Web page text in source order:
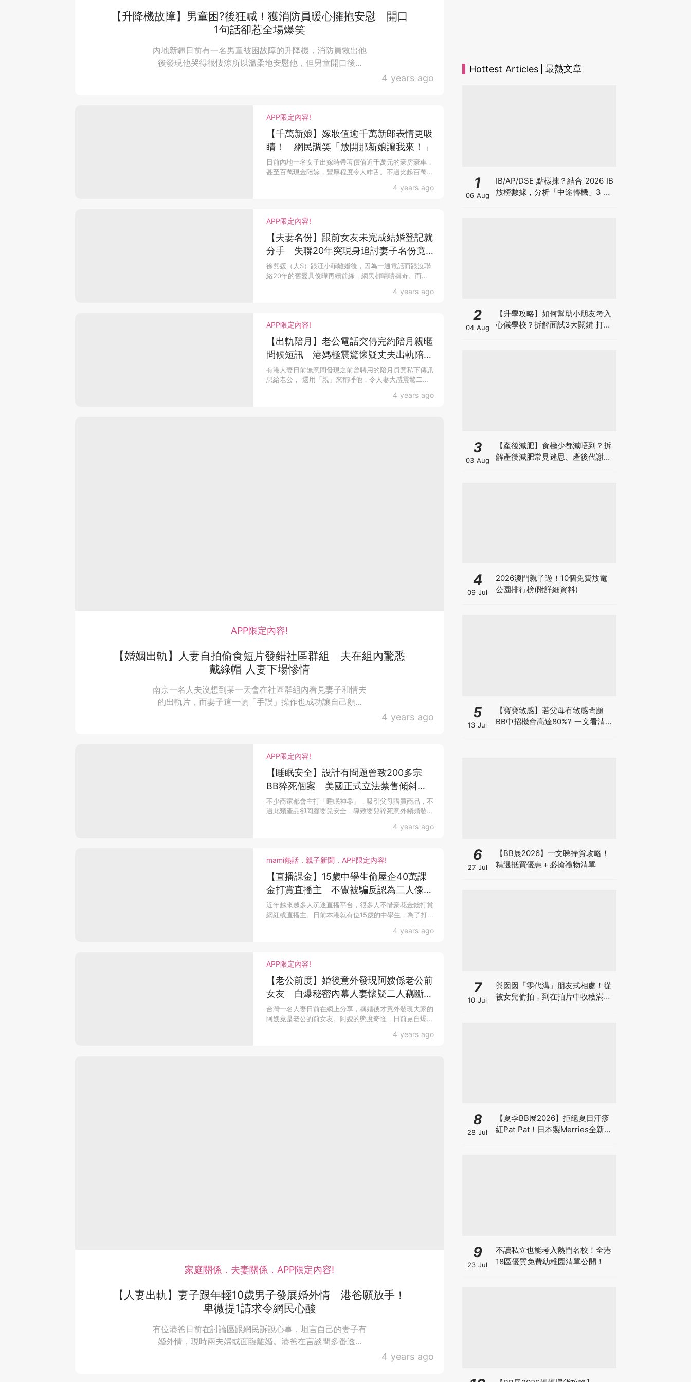
【升降機故障】男童困?後狂喊！獲消防員暖心擁抱安慰 開口
1句話卻惹全場爆笑
內地新疆日前有一名男童被困故障的升降機，消防員救出他
後發現他哭得很悽涼所以溫柔地安慰他，但男童開口後...
4 years ago
APP限定內容!
【千萬新娘】嫁妝值逾千萬新郎表情更吸
睛！ 網民調笑「放開那新娘讓我來！」
日前內地一名女子出嫁時帶著價值近千萬元的豪房豪車，
甚至百萬現金陪嫁，豐厚程度令人咋舌。不過比起百萬
4 years ago
APP限定內容!
【夫妻名份】跟前女友未完成結婚登記就
分手 失聯20年突現身追討妻子名份竟
成功？
徐熙媛（大S）跟汪小菲離婚後，因為一通電話而跟沒聯
絡20年的舊愛具俊曄再續前緣，網民都嘖嘖稱奇。而
4 years ago
APP限定內容!
【出軌陪月】老公電話突傳完約陪月親暱
問候短訊 港媽極震驚懷疑丈夫出軌陪月
姨姨
有港人妻日前無意間發現之前曾聘用的陪月員竟私下傳訊
息給老公， 還用「親」來稱呼他，令人妻大感震驚二
4 years ago
APP限定內容!
【婚姻出軌】人妻自拍偷食短片發錯社區群組 夫在組內驚悉
戴綠帽 人妻下場慘情
南京一名人夫沒想到某一天會在社區群組內看見妻子和情夫
的出軌片，而妻子這一頓「手誤」操作也成功讓自己顏...
4 years ago
APP限定內容!
【睡眠安全】設計有問題曾致200多宗
BB猝死個案 美國正式立法禁售傾斜式
嬰兒床及床欄
不少商家都會主打「睡眠神器」，吸引父母購買商品，不
過此類產品卻罔顧嬰兒安全，導致嬰兒猝死意外頻頻發
4 years ago
mami熱話．親子新聞．APP限定內容!
【直播課金】15歲中學生偷屋企40萬課
金打賞直播主 不覺被騙反認為二人像男
女朋友
近年越來越多人沉迷直播平台，很多人不惜豪花金錢打賞
網紅或直播主。日前本港就有位15歲的中學生，為了打...
4 years ago
APP限定內容!
【老公前度】婚後意外發現阿嫂係老公前
女友 自爆秘密內幕人妻懷疑二人藕斷絲
連
台灣一名人妻日前在網上分享，稱婚後才意外發現夫家的
阿嫂竟是老公的前女友。阿嫂的態度奇怪，日前更自爆
4 years ago
家庭關係．夫妻關係．APP限定內容!
【人妻出軌】妻子跟年輕10歲男子發展婚外情 港爸願放手！
卑微提1請求令網民心酸
有位港爸日前在討論區跟網民訴說心事，坦言自己的妻子有
婚外情，現時兩夫婦或面臨離婚。港爸在言談間多番透...
4 years ago
Hottest Articles 最熱文章
1
06 Aug
IB/AP/DSE 點樣揀？結合 2026 IB
放榜數據，分析「中途轉機」3 大
2
04 Aug
【升學攻略】如何幫助小朋友考入
心儀學校？拆解面試3大關鍵 打好
3
03 Aug
【產後減肥】食極少都減唔到？拆
解產後減肥常見迷思、產後代謝、
4
09 Jul
2026澳門親子遊！10個免費放電
公園排行榜(附詳細資料)
5
13 Jul
【寶寶敏感】若父母有敏感問題
BB中招機會高達80%? 一文看清預
6
27 Jul
【BB展2026】一文睇掃貨攻略！
精選抵買優惠＋必搶禮物清單
7
10 Jul
與囡囡「零代溝」朋友式相處！從
被女兒偷拍，到在拍片中收穫滿足
8
28 Jul
【夏季BB展2026】拒絕夏日汗疹
紅Pat Pat！日本製Merries全新超
9
23 Jul
不讀私立也能考入熱門名校！全港
18區優質免費幼稚園清單公開！